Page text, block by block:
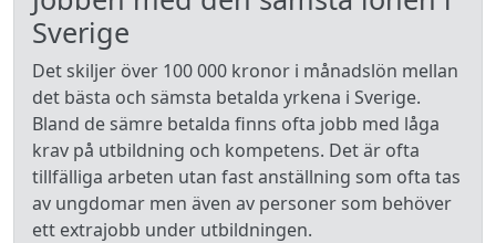
Sverige
Det skiljer över 100 000 kronor i månadslön mellan
det bästa och sämsta betalda yrkena i Sverige.
Bland de sämre betalda finns ofta jobb med låga
krav på utbildning och kompetens. Det är ofta
tillfälliga arbeten utan fast anställning som ofta tas
av ungdomar men även av personer som behöver
ett extrajobb under utbildningen.